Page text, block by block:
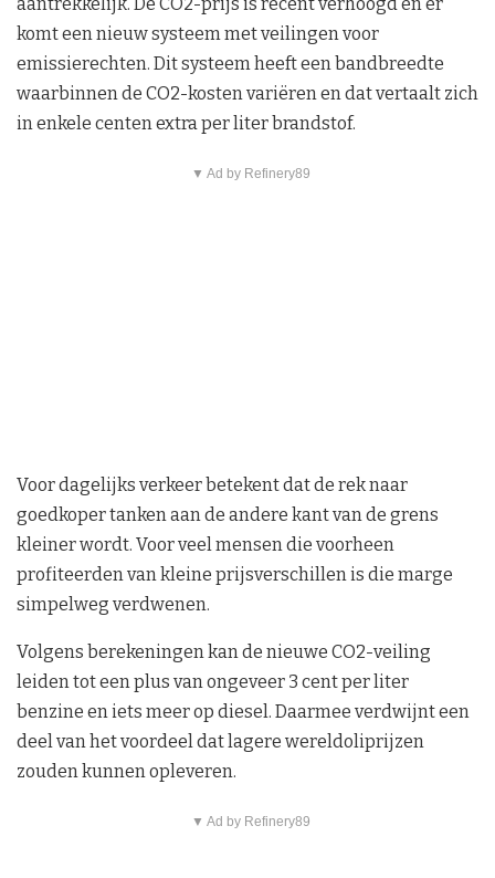
komt een nieuw systeem met veilingen voor
emissierechten. Dit systeem heeft een bandbreedte
waarbinnen de CO2-kosten variëren en dat vertaalt zich
in enkele centen extra per liter brandstof.
▼ Ad by Refinery89
Voor dagelijks verkeer betekent dat de rek naar
goedkoper tanken aan de andere kant van de grens
kleiner wordt. Voor veel mensen die voorheen
profiteerden van kleine prijsverschillen is die marge
simpelweg verdwenen.
Volgens berekeningen kan de nieuwe CO2-veiling
leiden tot een plus van ongeveer 3 cent per liter
benzine en iets meer op diesel. Daarmee verdwijnt een
deel van het voordeel dat lagere wereldoliprijzen
zouden kunnen opleveren.
▼ Ad by Refinery89